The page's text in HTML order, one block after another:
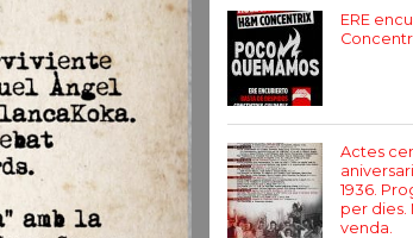
ERE
Actes
1936.
per dies.
venda.